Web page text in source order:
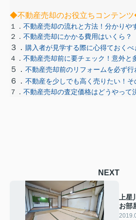
◆不動産売却のお役立ちコンテン
１． 不動産売却の流れと方法！分かりや
２． 不動産売却にかかる費用はいくら？
３． 購入者が見学する際に心得ておく
４． 不動産売却前に要チェック！意外と
５． 不動産売却前のリフォームを必ず
６． 不動産を少しでも高く売りたい！そ
７． 不動産売却の査定価格はどうやって
NEXT
上
お部
ます